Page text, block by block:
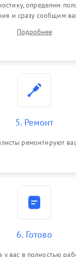
определим
и сразу сообщим
Подробнее
5. Ремонт
ремонтируют
6. Готово
у вас в полностью